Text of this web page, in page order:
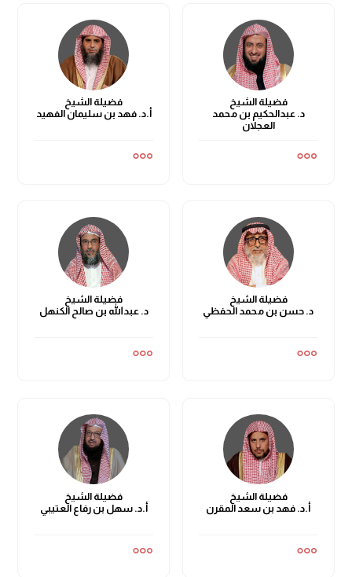
فضيلة الشيخ
د. عبدالحكيم بن محمد
العجلان
فضيلة الشيخ
أ.د. فهد بن سليمان الفهيد
فضيلة الشيخ
د. حسن بن محمد الحفظي
فضيلة الشيخ
د. عبدالله بن صالح الكنهل
فضيلة الشيخ
أ.د. فهد بن سعد المقرن
فضيلة الشيخ
أ.د. سهل بن رفاع العتيبي